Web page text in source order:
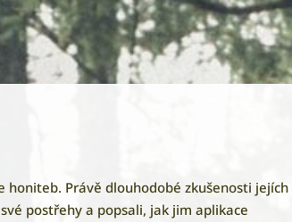
honiteb. Právě dlouhodobé zkušenosti jejích
postřehy a popsali, jak jim aplikace